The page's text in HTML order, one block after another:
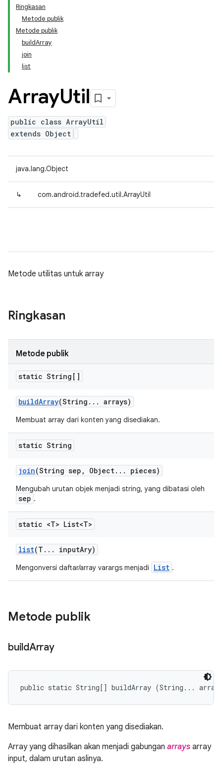
Ringkasan
Metode publik
Metode publik
buildArray
join
list
ArrayUtil
public class ArrayUtil
extends Object
java.lang.Object
↳ com.android.tradefed.util.ArrayUtil
Metode utilitas untuk array
Ringkasan
Metode publik
static String[]
buildArray(String . . . arrays)
Membuat array dari konten yang disediakan.
static String
join(String sep , Object. . . pieces)
Mengubah urutan objek menjadi string, yang dibatasi oleh
sep .
static <T> List<T>
list(T . . . inputAry)
Mengonversi daftar/array varargs menjadi List .
Metode publik
buildArray
public static String[] buildArray (String...
Membuat array dari konten yang disediakan.
Array yang dihasilkan akan menjadi gabungan arrays array
input, dalam urutan aslinya.